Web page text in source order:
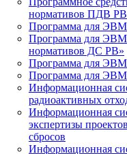
нормативов ПДВ
Программа для ЭВМ
Программа для ЭВМ
нормативов ДС РВ»
Программа для
Программа для
Информационная
радиоактивных
Информационная
экспертизы
сбросов
Информационная